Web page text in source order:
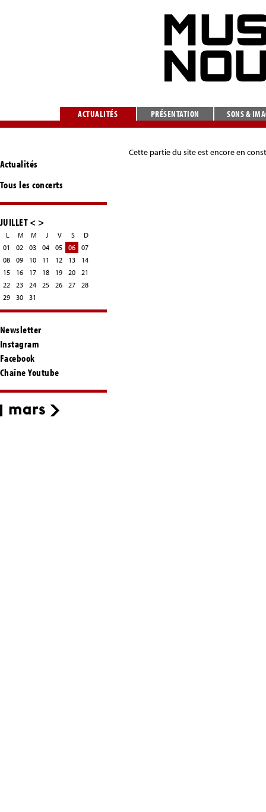
ACTUALITÉS PRÉSENTATION SONS &
Actualités
Tous les concerts
JUILLET< >
L M M J V S
D
01
02 03 04 05 06
07
08
09 10 11 12 13
14
15
16 17 18 19 20
21
22
23 24 25 26 27
28
29
30 31
Newsletter
Instagram
Facebook
Chaîne Youtube
Cette partie du site est encore en